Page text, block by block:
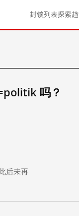
封锁列表探索
吗？
后未再